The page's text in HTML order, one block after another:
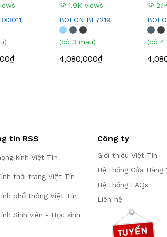
1.9K views
BOLON BL7219
(có 3 màu)
4,080,000₫
(có 4
tin RSS
kính Việt Tín
thời trang Việt Tín
phổ thông Việt Tín
Sinh viên - Học sinh
Công ty
Giới thiệu Việt Tín
Hệ thống Cửa Hàng
Hệ thống FAQs
Liên hệ